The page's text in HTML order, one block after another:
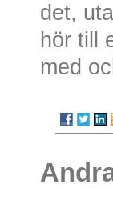
det,
hör till
med